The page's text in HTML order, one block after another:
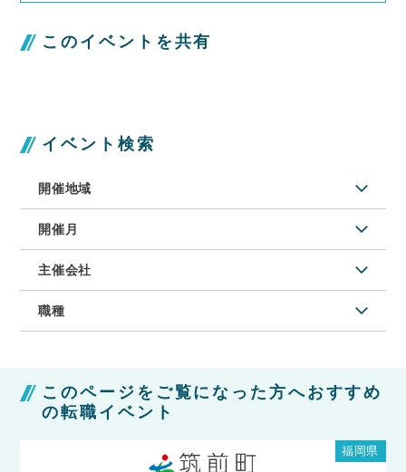
このイベントを共有
イベント検索
開催地域
開催月
主催会社
職種
このページをご覧になった方へおすすめ
の転職イベント
福岡県